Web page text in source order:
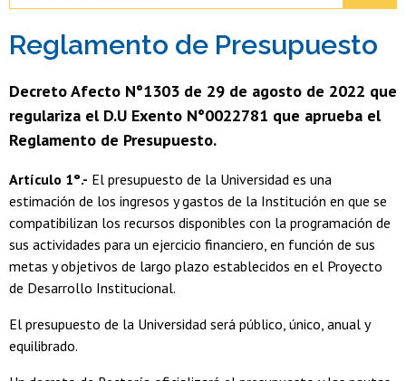
Reglamento de Presupuesto
Decreto Afecto N°1303 de 29 de agosto de 2022 que
regulariza el D.U Exento N°0022781 que aprueba el
Reglamento de Presupuesto.
Artículo 1°.- El presupuesto de la Universidad es una
estimación de los ingresos y gastos de la Institución en que se
compatibilizan los recursos disponibles con la programación de
sus actividades para un ejercicio financiero, en función de sus
metas y objetivos de largo plazo establecidos en el Proyecto
de Desarrollo Institucional.
El presupuesto de la Universidad será público, único, anual y
equilibrado.